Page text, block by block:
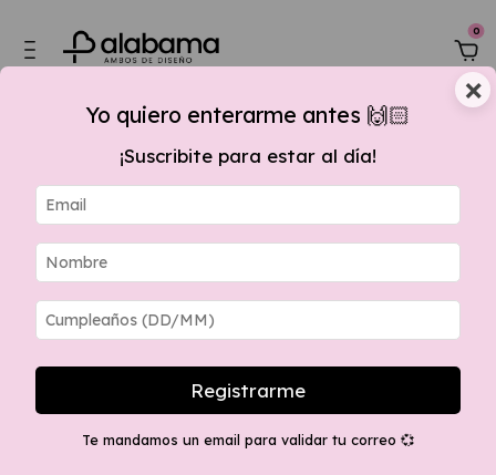
0
$60.000,00, 15 % OFF por transferencia + envios GRATIS apartir
×
Yo quiero enterarme antes 🙌🏻
¡Suscribite para estar al día!
Registrarme
Te mandamos un email para validar tu correo 💞